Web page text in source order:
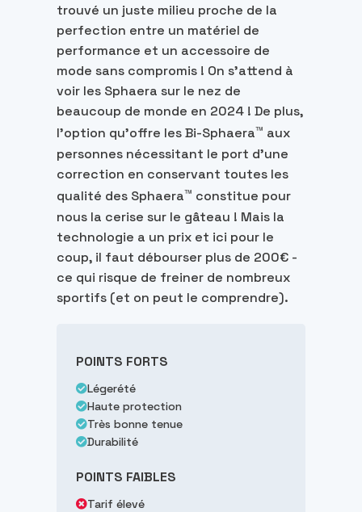
trouvé un juste milieu proche de la
perfection entre un matériel de
performance et un accessoire de
mode sans compromis ! On s'attend à
voir les Sphaera sur le nez de
beaucoup de monde en 2024 ! De plus,
l'option qu'offre les Bi-Sphaera™ aux
personnes nécessitant le port d'une
correction en conservant toutes les
qualité des Sphaera™ constitue pour
nous la cerise sur le gâteau ! Mais la
technologie a un prix et ici pour le
coup, il faut débourser plus de 200€ -
ce qui risque de freiner de nombreux
sportifs (et on peut le comprendre).
POINTS FORTS
Légerété
Haute protection
Très bonne tenue
Durabilité
POINTS FAIBLES
Tarif élevé